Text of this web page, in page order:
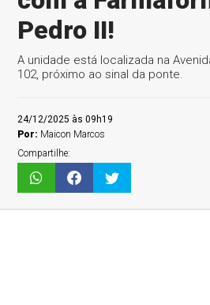
Pedro II!
A unidade está localizada na
102, próximo ao sinal da ponte.
24/12/2025 às 09h19
Por: Maicon Marcos
Compartilhe: